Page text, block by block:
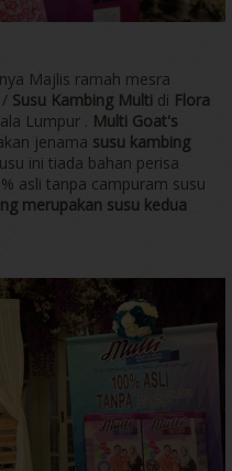
Majlis ramah mesra
/ Susu Kambing Multi di Flora
Lumpur . Multi Goat's
jenama susu kambing
ini tiada bahan perisa
asli tanpa campuram susu
merupakan susu kedua